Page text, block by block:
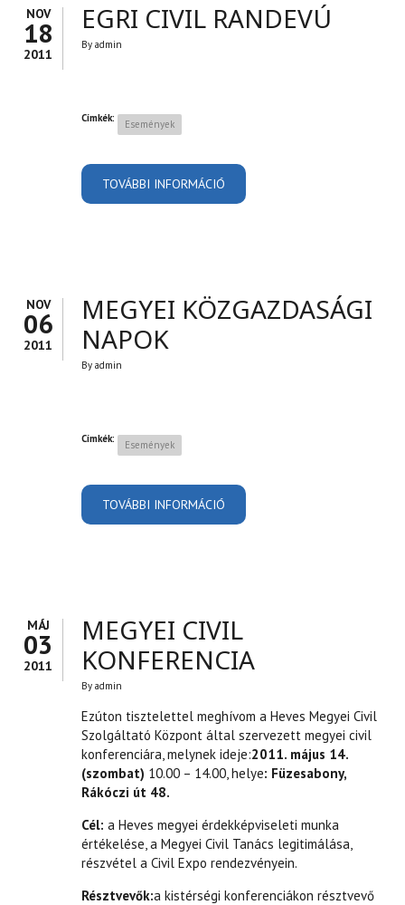
NOV
18
2011
EGRI CIVIL RANDEVÚ
By admin
Címkék: Események
TOVÁBBI INFORMÁCIÓ
NOV
06
2011
MEGYEI KÖZGAZDASÁGI
NAPOK
By admin
Címkék: Események
TOVÁBBI INFORMÁCIÓ
NAPOK TARTALOMMAL
MÁJ
03
2011
MEGYEI CIVIL
KONFERENCIA
By admin
Ezúton tisztelettel meghívom a Heves Megyei Civil
Szolgáltató Központ által szervezett megyei civil
konferenciára, melynek ideje:2011. május 14.
(szombat) 10.00 – 14.00, helye: Füzesabony,
Rákóczi út 48.
Cél: a Heves megyei érdekképviseleti munka
értékelése, a Megyei Civil Tanács legitimálása,
részvétel a Civil Expo rendezvényein.
Résztvevők:a kistérségi konferenciákon résztvevő